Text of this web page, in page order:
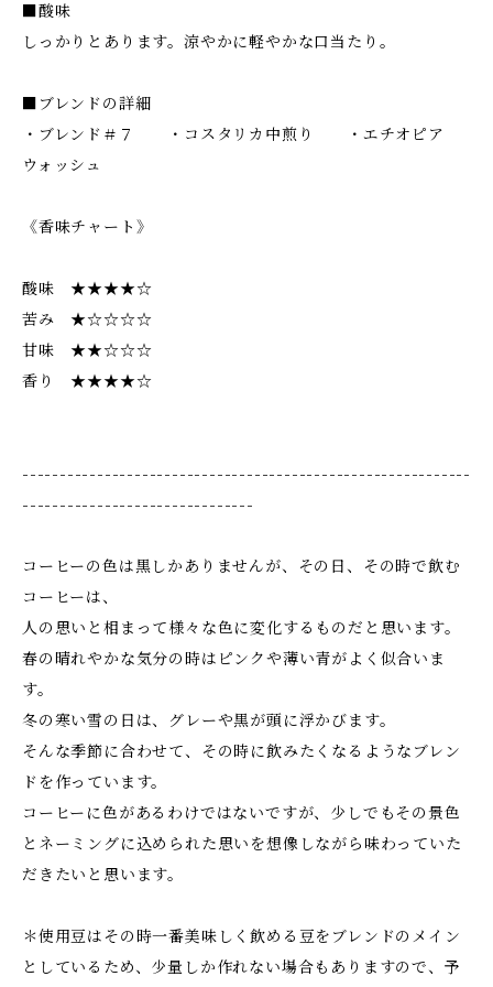
■酸味
しっかりとあります。涼やかに軽やかな口当たり。
■ブレンドの詳細
・ブレンド＃７ ・コスタリカ中煎り ・エチオピア
ウォッシュ
《香味チャート》
酸味 ★★★★☆
苦み ★☆☆☆☆
甘味 ★★☆☆☆
香り ★★★★☆
------------------------------------------------------------
-------------------------------
コーヒーの色は黒しかありませんが、その日、その時で飲む
コーヒーは、
人の思いと相まって様々な色に変化するものだと思います。
春の晴れやかな気分の時はピンクや薄い青がよく似合いま
す。
冬の寒い雪の日は、グレーや黒が頭に浮かびます。
そんな季節に合わせて、その時に飲みたくなるようなブレン
ドを作っています。
コーヒーに色があるわけではないですが、少しでもその景色
とネーミングに込められた思いを想像しながら味わっていた
だきたいと思います。
＊使用豆はその時一番美味しく飲める豆をブレンドのメイン
としているため、少量しか作れない場合もありますので、予